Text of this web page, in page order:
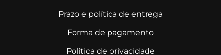
Prazo e política de entrega
Forma de pagamento
Política de privacidade